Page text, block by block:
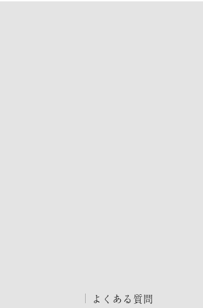
よくある質問